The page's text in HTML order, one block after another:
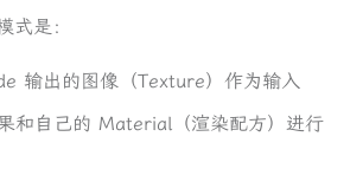
式是：
输出的图像（Texture）作为输入
和自己的 Material（渲染配方）进行